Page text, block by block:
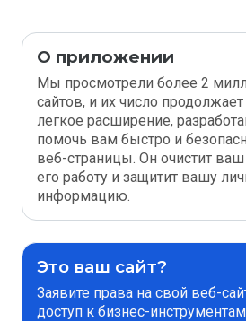
О приложении
Мы просмотрели более 2
сайтов, и их число продолжает
легкое расширение,
помочь вам быстро и
веб-страницы. Он очистит ваш
его работу и защитит вашу
информацию.
Это ваш сайт?
Заявите права на свой веб-
доступ к бизнес-